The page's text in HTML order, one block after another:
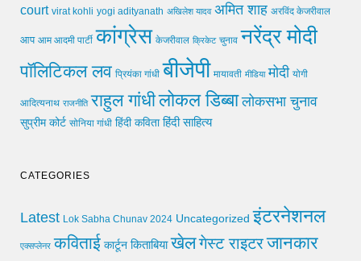
court virat kohli yogi adityanath अखिलेश यादव अमित शाह अरविंद केजरीवाल
आप आम आदमी पार्टी कांग्रेस केजरीवाल क्रिकेट चुनाव नरेंद्र मोदी
पॉलिटिकल लव प्रियंका गांधी बीजेपी मायावती मीडिया मोदी योगी
आदित्यनाथ राजनीति राहुल गांधीलोकल डिब्बा लोकसभा चुनाव
सुप्रीम कोर्ट सोनिया गांधी हिंदी कविता हिंदी साहित्य
CATEGORIES
Latest Lok Sabha Chunav 2024 Uncategorized इंटरनेशनल
एक्सप्लेनर कविताई कार्टून किताबिया खेलगेस्ट राइटरजानकार